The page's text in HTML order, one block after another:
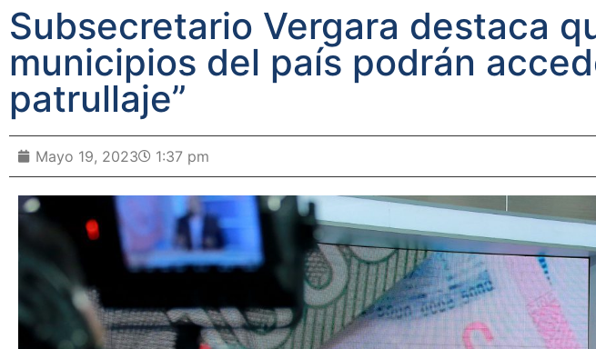
Subsecretario Vergara destaca
municipios del país podrán
patrullaje”
Mayo 19, 2023 1:37 pm